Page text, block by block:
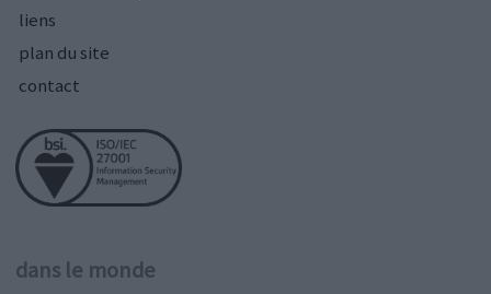
liens
plan du site
contact
dans le monde